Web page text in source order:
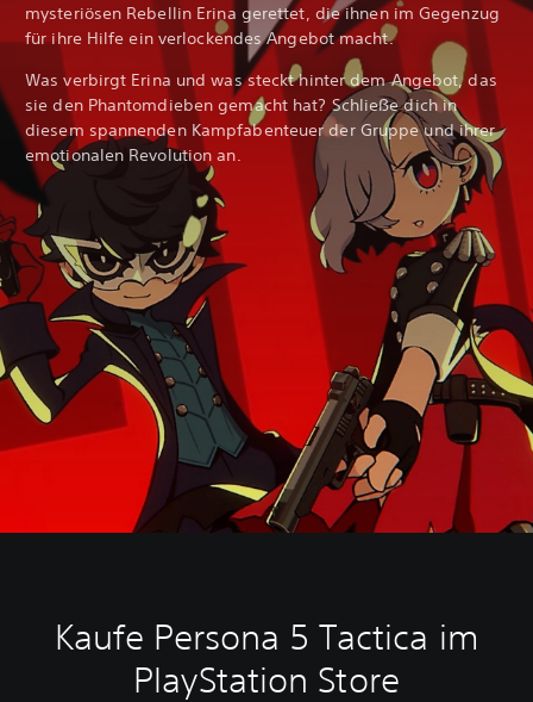
mysteriösen Rebellin Erina gerettet, die ihnen im Gegenzug
für ihre Hilfe ein verlockendes Angebot macht.
Was verbirgt Erina und was steckt hinter dem Angebot, das
sie den Phantomdieben gemacht hat? Schließe dich in
diesem spannenden Kampfabenteuer der Gruppe und ihrer
emotionalen Revolution an.
Kaufe Persona 5 Tactica im
PlayStation Store